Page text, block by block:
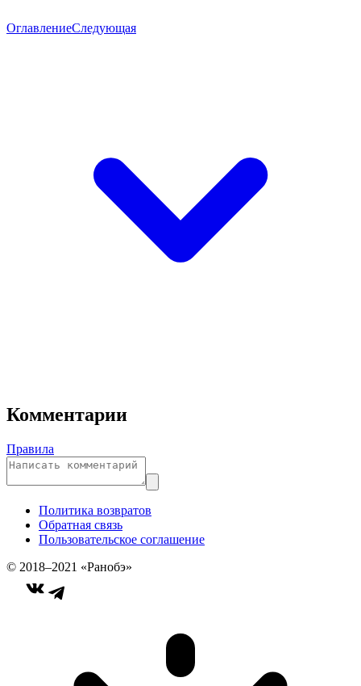
ОглавлениеСледующая
Комментарии
Правила
Политика возвратов
Обратная связь
Пользовательское соглашение
© 2018–2021 «Ранобэ»